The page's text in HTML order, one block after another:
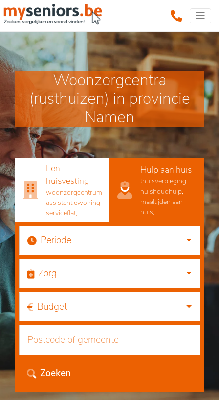
Woonzorgcentra
(rusthuizen) in provincie
Namen
Een
huisvesting
woonzorgcentrum,
assistentiewoning,
serviceflat, ...
Hulp aan huis
thuisverpleging,
huishoudhulp,
maaltijden aan
huis, ...
Periode
Zorg
Budget
Zoeken